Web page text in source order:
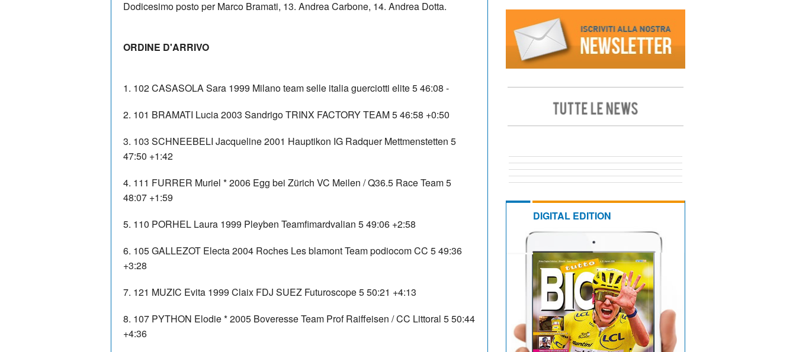
Dodicesimo posto per Marco Bramati, 13. Andrea Carbone, 14. Andrea Dotta.
ORDINE D'ARRIVO
1. 102 CASASOLA Sara 1999 Milano team selle italia guerciotti elite 5 46:08 -
2. 101 BRAMATI Lucia 2003 Sandrigo TRINX FACTORY TEAM 5 46:58 +0:50
3. 103 SCHNEEBELI Jacqueline 2001 Hauptikon IG Radquer Mettmenstetten 5
47:50 +1:42
4. 111 FURRER Muriel * 2006 Egg bei Zürich VC Meilen / Q36.5 Race Team 5
48:07 +1:59
5. 110 PORHEL Laura 1999 Pleyben Teamfimardvalian 5 49:06 +2:58
6. 105 GALLEZOT Electa 2004 Roches Les blamont Team podiocom CC 5 49:36
+3:28
7. 121 MUZIC Evita 1999 Claix FDJ SUEZ Futuroscope 5 50:21 +4:13
8. 107 PYTHON Elodie * 2005 Boveresse Team Prof Raiffeisen / CC Littoral 5 50:44
+4:36
DIGITAL EDITION